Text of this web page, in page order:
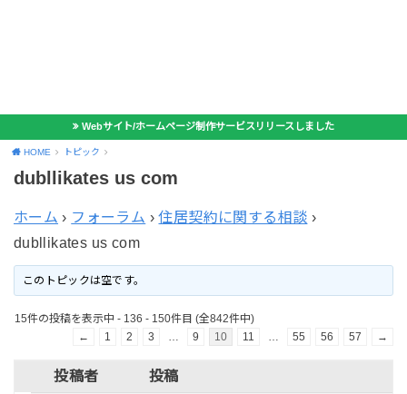
Webサイト/ホームページ制作サービスリリースしました
HOME トピック
dubllikates us com
ホーム › フォーラム › 住居契約に関する相談 ›
dubllikates us com
このトピックは空です。
15件の投稿を表示中 - 136 - 150件目 (全842件中)
←
1 2 3 9 10 11 55 56 57 →
投稿者 投稿